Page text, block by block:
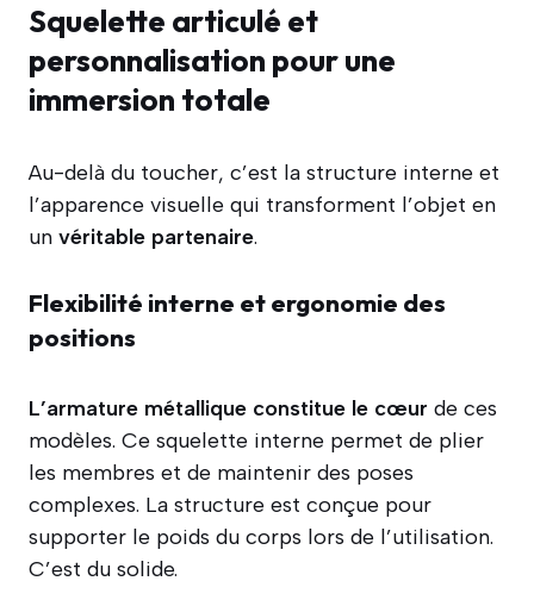
Squelette articulé et
personnalisation pour une
immersion totale
Au-delà du toucher, c’est la structure interne et
l’apparence visuelle qui transforment l’objet en
un véritable partenaire.
Flexibilité interne et ergonomie des
positions
L’armature métallique constitue le cœur de ces
modèles. Ce squelette interne permet de plier
les membres et de maintenir des poses
complexes. La structure est conçue pour
supporter le poids du corps lors de l’utilisation.
C’est du solide.